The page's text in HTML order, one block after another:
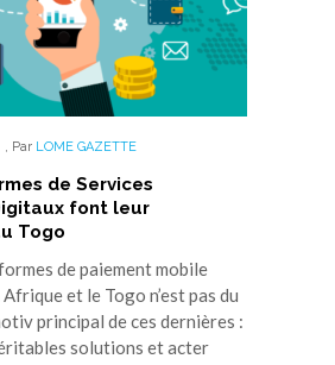
, Par LOME GAZETTE
de Services
font leur
Togo
de paiement mobile
et le Togo n’est pas du
principal de ces dernières :
solutions et acter